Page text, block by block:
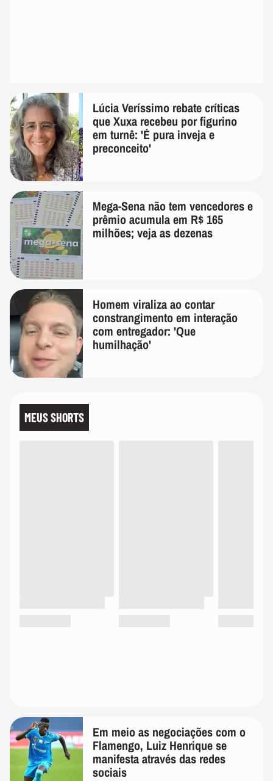
Lúcia Veríssimo rebate críticas
que Xuxa recebeu por figurino
em turnê: 'É pura inveja e
preconceito'
Mega-Sena não tem vencedores e
prêmio acumula em R$ 165
milhões; veja as dezenas
Homem viraliza ao contar
constrangimento em interação
com entregador: 'Que
humilhação'
MEUS SHORTS
Em meio as negociações com o
Flamengo, Luiz Henrique se
manifesta através das redes
sociais